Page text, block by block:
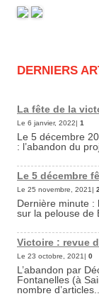
DERNIERS
La fête de la
Le 6 janvier, 2022| 1
Le 5 décembre
: l’abandon du
Le 5 décembre
Le 25 novembre, 2021| 2
Dernière minute :
sur la pelouse de
Victoire : revue
Le 23 octobre, 2021| 0
L’abandon par
Fontanelles (à
nombre d’articles...